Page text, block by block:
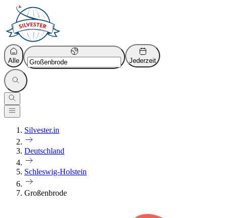
Alle Jederzeit
Silvester.in
Deutschland
Schleswig-Holstein
Großenbrode